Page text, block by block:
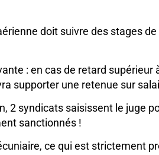
doit suivre des stages
: en cas de retard supérieur
supporter une retenue sur
syndicats saisissent le juge
sanctionnés !
ce qui est strictement